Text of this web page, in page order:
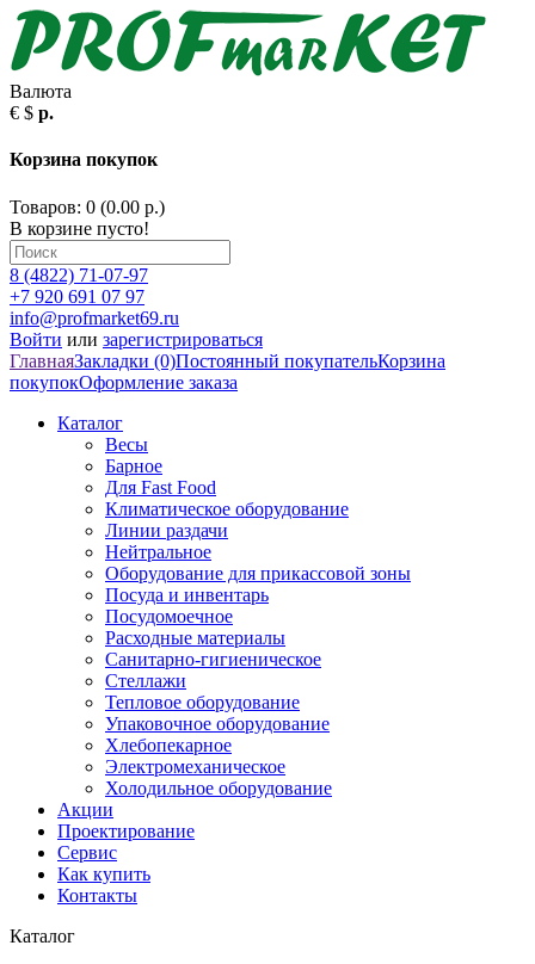
Валюта
€ $ р.
Корзина покупок
Товаров: 0 (0.00 р.)
В корзине пусто!
8 (4822) 71-07-97
+7 920 691 07 97
info@profmarket69.ru
Войти или зарегистрироваться
ГлавнаяЗакладки (0)Постоянный покупательКорзина
покупокОформление заказа
Каталог
Весы
Барное
Для Fast Food
Климатическое оборудование
Линии раздачи
Нейтральное
Оборудование для прикассовой зоны
Посуда и инвентарь
Посудомоечное
Расходные материалы
Санитарно-гигиеническое
Стеллажи
Тепловое оборудование
Упаковочное оборудование
Хлебопекарное
Электромеханическое
Холодильное оборудование
Акции
Проектирование
Сервис
Как купить
Контакты
Каталог